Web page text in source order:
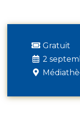
Gratuit
2